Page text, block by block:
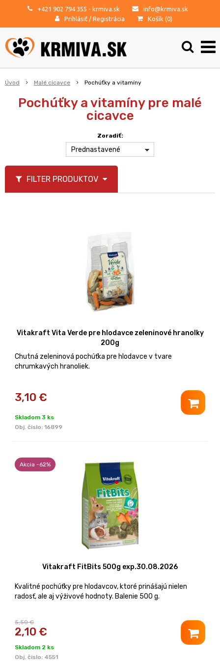
+421 902 794 355 - krmiva.sk
info@krmiva.sk
Prihlásiť / Registrácia Košík (0)
Úvod Malé cicavce Pochúťky a vitamíny
Pochúťky a vitamíny pre malé
cicavce
Zoradiť:
Prednastavené
FILTER PRODUKTOV
Vitakraft Vita Verde pre hlodavce zeleninové hranolky
200g
Chutná zeleninová pochúťka pre hlodavce v tvare
chrumkavých hranoliek.
3,10 €
Skladom 3 ks
Obj. čislo: 16899
Akcia -62%
Vitakraft FitBits 500g exp.30.08.2026
Kvalitné pochúťky pre hlodavcov, ktoré prinášajú nielen
radosť, ale aj výživové hodnoty. Balenie 500 g.
5,50 €
2,10 €
Skladom 2 ks
Obj. čislo: 4551